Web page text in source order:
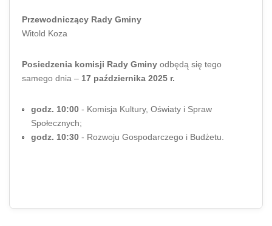
Przewodniczący Rady Gminy
Witold Koza
Posiedzenia komisji Rady Gminy odbędą się tego
samego dnia – 17 października 2025 r.
godz. 10:00 - Komisja Kultury, Oświaty i Spraw
Społecznych;
godz. 10:30 - Rozwoju Gospodarczego i Budżetu.